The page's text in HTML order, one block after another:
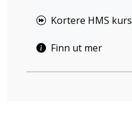
Kortere HMS kurs
Finn ut mer